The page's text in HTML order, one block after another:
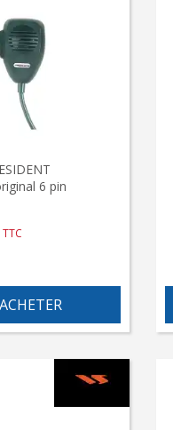
6 pin
TTC